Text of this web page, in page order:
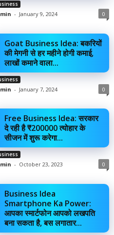
- January 9, 2024 0
Goat Business Idea: बकरियों
की मेगनी से हर महीने होगी कमाई,
लाखों कमाने वाला...
- January 7, 2024 0
Free Business Idea: सरकार
दे रही है ₹200000 त्योहार के
सीजन में शुरू करेगा...
- October 23, 2023 0
Business Idea
Smartphone Ka Power:
आपका स्मार्टफोन आपको लखपति
बना सकता है, बस लगातार...